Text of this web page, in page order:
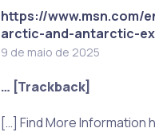
https://
arctic-and-antarctic-
9 de maio de 2025
… [Trackback]
[…] Find More